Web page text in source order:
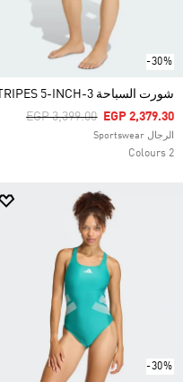
-30%
شورت السباحة 3-STRIPES 5-INCH
Price Reduced From
EGP 3,399.00ToEGP 2,379.30
الرجال Sportswear
2 Colours
-30%